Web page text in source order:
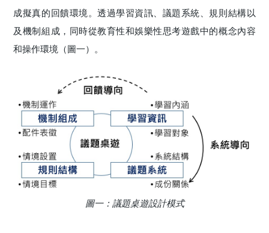
成擬真的回饋環境。透過學習資訊、議題系統、規則結構以
及機制組成，同時從教育性和娛樂性思考遊戲中的概念內容
和操作環境（圖一）。
圖一：議題桌遊設計模式